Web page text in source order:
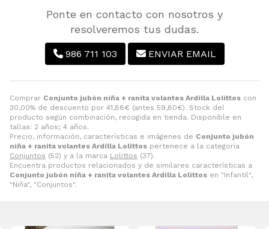
Comprar Conjunto jubón niña + ranita volantes Ardilla Lolittos con
30,00% de descuento por 41,86€ (antes 59,80€). Stock del
producto según combinación, recogida en tienda. Disponible en
tallas: 2 años; 4 años.
Precio, información, características e imágenes de Conjunto jubón
niña + ranita volantes Ardilla Lolittos pertenece a la categoría
Conjuntos (52) y a la marca Lolittos (37).
Encuentra productos relacionados y de similares características a
Conjunto jubón niña + ranita volantes Ardilla Lolittos en "Infantil",
"Niña", "Conjuntos".
Ponte en contacto con nosotros y
resolveremos tus dudas.
986 711 103 ENVIAR EMAIL